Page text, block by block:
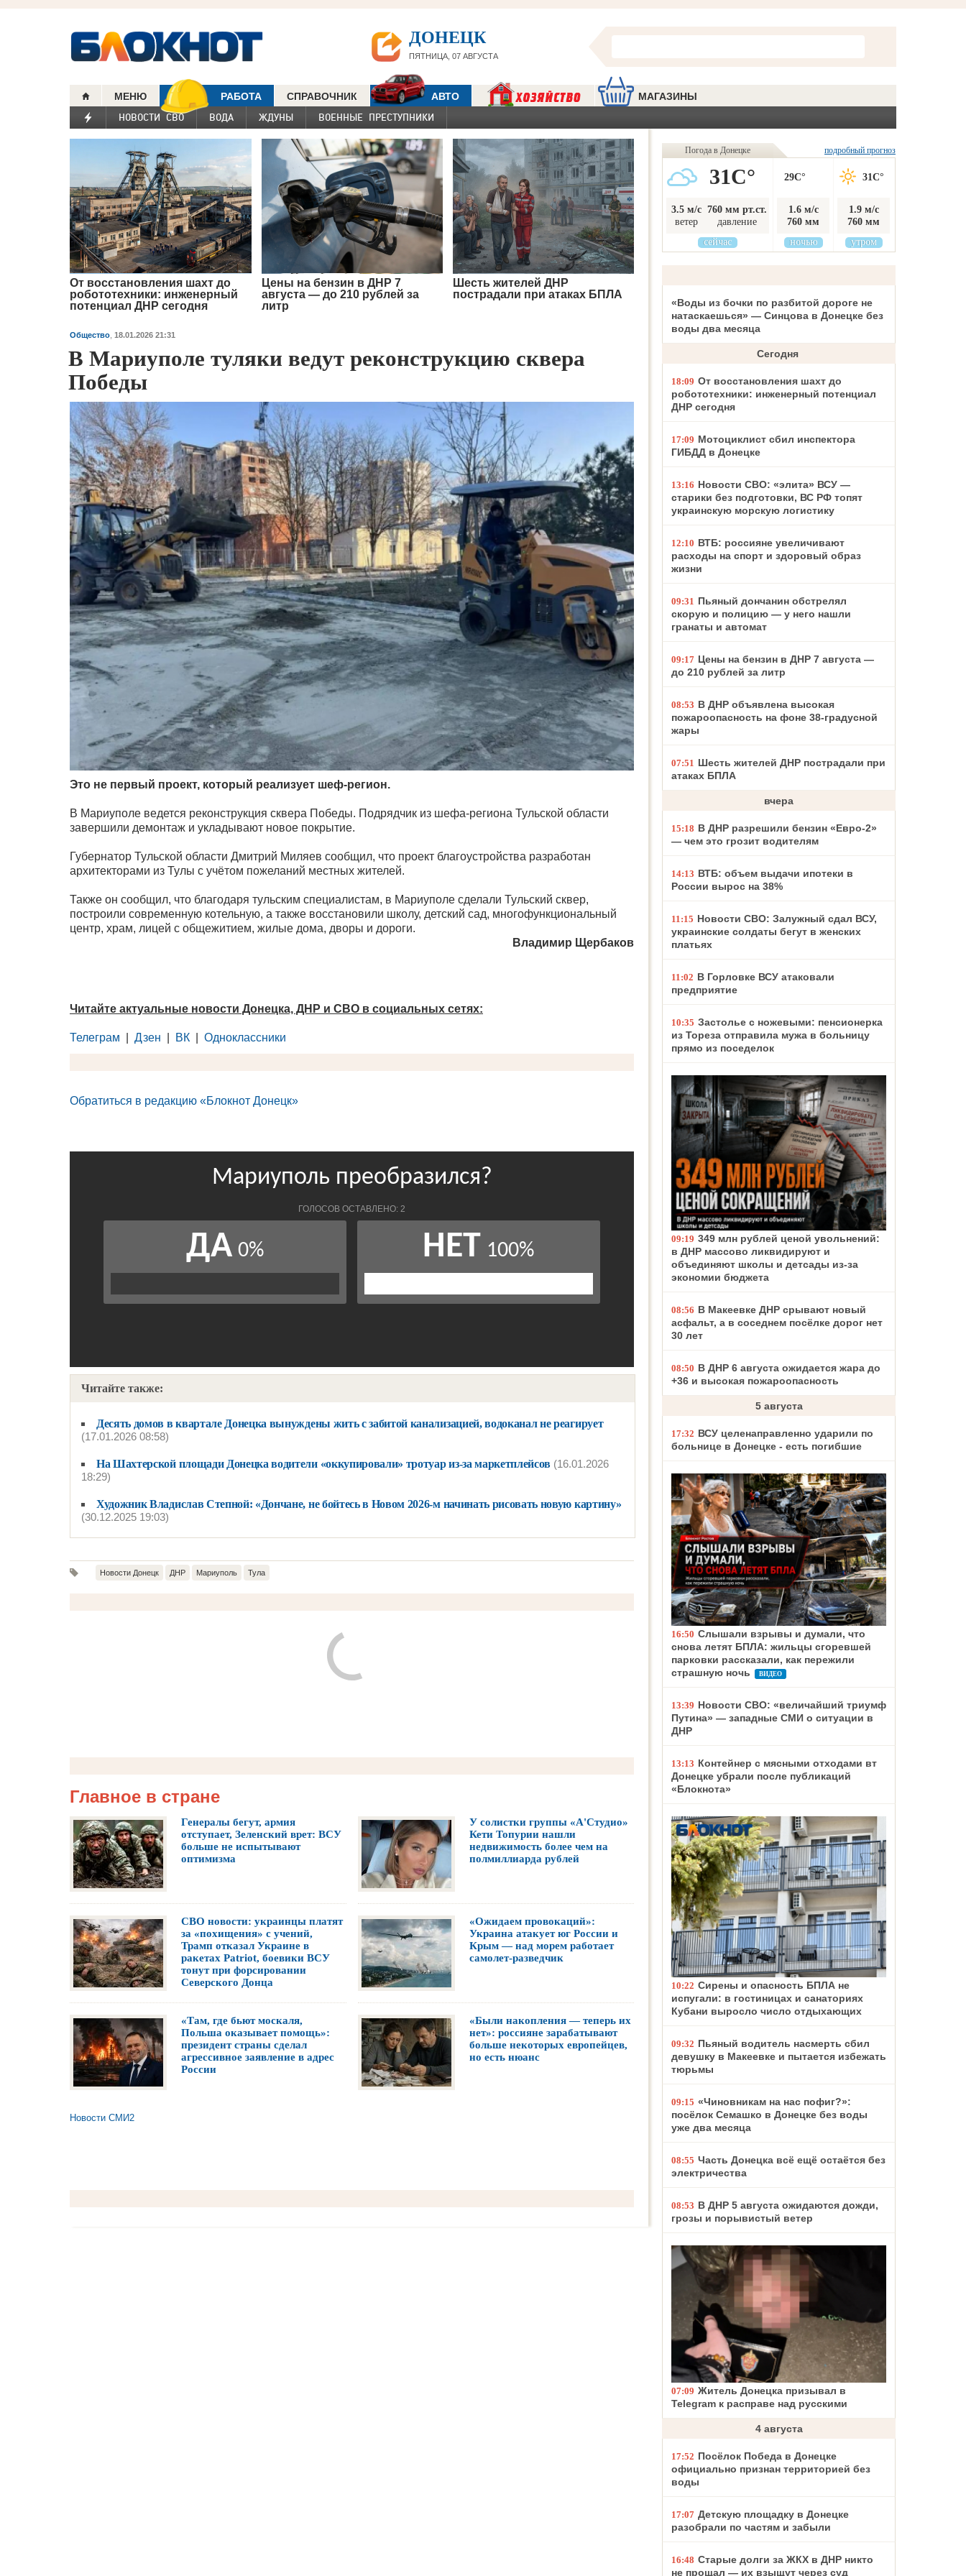
ДОНЕЦК
ПЯТНИЦА, 07 АВГУСТА
МЕНЮ РАБОТА СПРАВОЧНИК АВТО
МАГАЗИНЫ
НОВОСТИ СВО
ВОДА ЖДУНЫ ВОЕННЫЕ ПРЕСТУПНИКИ
От восстановления шахт до
робототехники: инженерный
потенциал ДНР сегодня
Цены на бензин в ДНР 7
августа — до 210 рублей за
литр
Шесть жителей ДНР
пострадали при атаках БПЛА
Общество 18.01.2026 21:31
В Мариуполе туляки ведут реконструкцию сквера
Победы
Это не первый проект, который реализует шеф-регион.
В Мариуполе ведется реконструкция сквера Победы. Подрядчик из шефа-региона Тульской области
завершили демонтаж и укладывают новое покрытие.
Губернатор Тульской области Дмитрий Миляев сообщил, что проект благоустройства разработан
архитекторами из Тулы с учётом пожеланий местных жителей.
Также он сообщил, что благодаря тульским специалистам, в Мариуполе сделали Тульский сквер,
построили современную котельную, а также восстановили школу, детский сад, многофункциональный
центр, храм, лицей с общежитием, жилые дома, дворы и дороги.
Владимир Щербаков
Читайте актуальные новости Донецка, ДНР и СВО в социальных сетях:
Телеграм Дзен ВК Одноклассники
Обратиться в редакцию «Блокнот Донецк»
Читайте также:
Десять домов в квартале Донецка вынуждены жить с забитой канализацией, водоканал не реагирует
(17.01.2026 08:58)
На Шахтерской площади Донецка водители «оккупировали» тротуар из-за маркетплейсов (16.01.2026
18:29)
Художник Владислав Степной: «Дончане, не бойтесь в Новом 2026-м начинать рисовать новую картину»
(30.12.2025 19:03)
Новости Донецк ДНР Мариуполь Тула
Главное в стране
Генералы бегут, армия
отступает, Зеленский врет: ВСУ
больше не испытывают
оптимизма
У солистки группы «А'Студио»
Кети Топурии нашли
недвижимость более чем на
полмиллиарда рублей
СВО новости: украинцы платят
за «похищения» с учений,
Трамп отказал Украине в
ракетах Patriot, боевики ВСУ
тонут при форсировании
Северского Донца
«Ожидаем провокаций»:
Украина атакует юг России и
Крым — над морем работает
самолет-разведчик
«Там, где бьют москаля,
Польша оказывает помощь»:
президент страны сделал
агрессивное заявление в адрес
России
«Были накопления — теперь их
нет»: россияне зарабатывают
больше некоторых европейцев,
но есть нюанс
Новости СМИ2
Погода в Донецке подробный прогноз
31C°
3.5 м/с
ветер
760 мм рт.ст.
давление
сейчас
29C°
1.6 м/с
760 мм
ночью
31C°
1.9 м/с
760 мм
утром
«Воды из бочки по разбитой дороге не
натаскаешься» — Синцова в Донецке без
воды два месяца
Сегодня
18:09 От восстановления шахт до
робототехники: инженерный потенциал
ДНР сегодня
17:09 Мотоциклист сбил инспектора
ГИБДД в Донецке
13:16 Новости СВО: «элита» ВСУ —
старики без подготовки, ВС РФ топят
украинскую морскую логистику
12:10 ВТБ: россияне увеличивают
расходы на спорт и здоровый образ
жизни
09:31 Пьяный дончанин обстрелял
скорую и полицию — у него нашли
гранаты и автомат
09:17 Цены на бензин в ДНР 7 августа —
до 210 рублей за литр
08:53 В ДНР объявлена высокая
пожароопасность на фоне 38-градусной
жары
07:51 Шесть жителей ДНР пострадали при
атаках БПЛА
вчера
15:18 В ДНР разрешили бензин «Евро-2»
— чем это грозит водителям
14:13 ВТБ: объем выдачи ипотеки в
России вырос на 38%
11:15 Новости СВО: Залужный сдал ВСУ,
украинские солдаты бегут в женских
платьях
11:02 В Горловке ВСУ атаковали
предприятие
10:35 Застолье с ножевыми: пенсионерка
из Тореза отправила мужа в больницу
прямо из поседелок
09:19 349 млн рублей ценой увольнений:
в ДНР массово ликвидируют и
объединяют школы и детсады из-за
экономии бюджета
08:56 В Макеевке ДНР срывают новый
асфальт, а в соседнем посёлке дорог нет
30 лет
08:50 В ДНР 6 августа ожидается жара до
+36 и высокая пожароопасность
5 августа
17:32 ВСУ целенаправленно ударили по
больнице в Донецке - есть погибшие
16:50 Слышали взрывы и думали, что
снова летят БПЛА: жильцы сгоревшей
парковки рассказали, как пережили
страшную ночь
ВИДЕО
13:39 Новости СВО: «величайший триумф
Путина» — западные СМИ о ситуации в
ДНР
13:13 Контейнер с мясными отходами вт
Донецке убрали после публикаций
«Блокнота»
10:22 Сирены и опасность БПЛА не
испугали: в гостиницах и санаториях
Кубани выросло число отдыхающих
09:32 Пьяный водитель насмерть сбил
девушку в Макеевке и пытается избежать
тюрьмы
09:15 «Чиновникам на нас пофиг?»:
посёлок Семашко в Донецке без воды
уже два месяца
08:55 Часть Донецка всё ещё остаётся без
электричества
08:53 В ДНР 5 августа ожидаются дожди,
грозы и порывистый ветер
07:09 Житель Донецка призывал в
Telegram к расправе над русскими
4 августа
17:52 Посёлок Победа в Донецке
официально признан территорией без
воды
17:07 Детскую площадку в Донецке
разобрали по частям и забыли
16:48 Старые долги за ЖКХ в ДНР никто
не прощал — их взыщут через суд